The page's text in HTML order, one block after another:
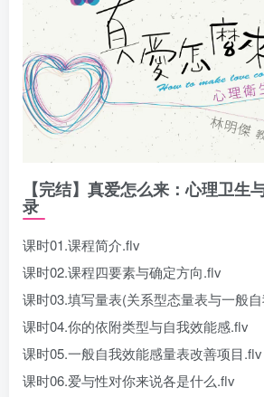
【完结】真爱怎么来：心理卫生
录
课时01.课程简介.flv
课时02.课程四要素与确定方向.flv
课时03.填写量表(关系型态量表与一般
课时04.你的依附类型与自我效能感.flv
课时05.一般自我效能感量表改善项目.flv
课时06.爱与性对你来说各是什么.flv